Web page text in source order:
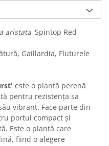
aristata 'Spintop Red
Gaillardia, Fluturele
este o plantă perenă
pentru rezistența sa
vibrant. Face parte din
portul compact și
Este o plantă care
fiind o alegere